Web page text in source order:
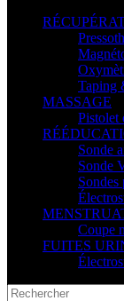
Taping
MASSAGE
Pistolet
Sonde
Sonde
Sondes
Coupe
FUITES